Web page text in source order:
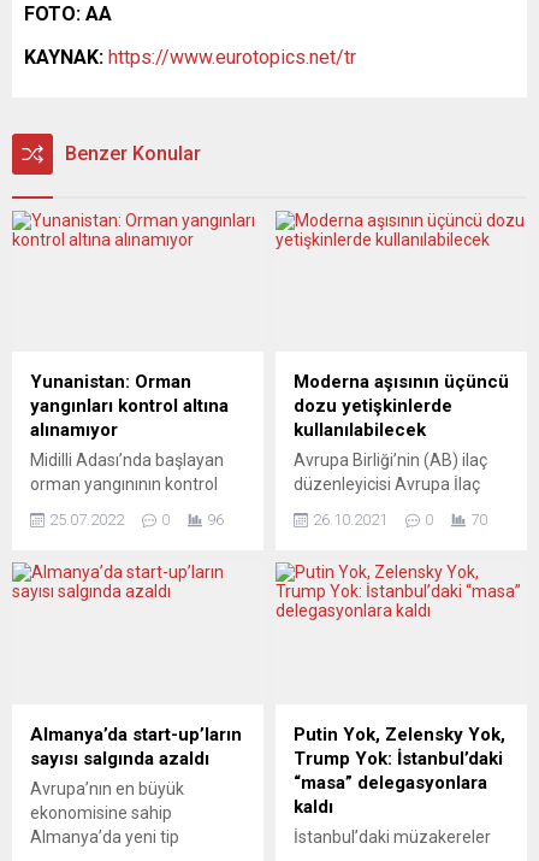
FOTO: AA
KAYNAK: https://www.eurotopics.net/tr
Benzer Konular
Yunanistan: Orman
yangınları kontrol altına
alınamıyor
Midilli Adası’nda başlayan
orman yangınının kontrol
nedeniyle, Vrisa
alanlarının tahliye
edilmesine karar verildi.
edildi. Ormanlık alanda
başlayan yangın, yön
değiştiren rüzgarın etkisiyle
yerleşim alanına sıçradı.
Havadan ve karadan devam
eden yangın söndürme...
25.07.2022 0 96
Moderna aşısının üçüncü
dozu yetişkinlerde
kullanılabilecek
Avrupa Birliği’nin (AB) ilaç
düzenleyicisi Avrupa İlaç
koronavirüs (Covid-19)
tarafından geliştirilen aşının
üçüncü dozunun 18
aşının ikinci dozdan 6-8 ay
sonra takviye olarak verilen
üçüncü dozunun antikor
seviyesi düşen yetişkinlerde
bildirildi....
26.10.2021 0 70
Almanya’da start-up’ların
sayısı salgında azaldı
Avrupa’nın en büyük
ekonomisine sahip
Almanya’da yeni tip
Putin Yok, Zelensky Yok,
Trump Yok: İstanbul’daki
“masa” delegasyonlara
kaldı
İstanbul’daki müzakereler